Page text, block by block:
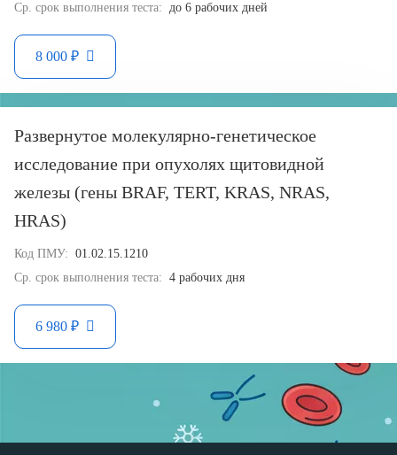
Ср. срок выполнения теста: до 6 рабочих дней
8 000 ₽
Развернутое молекулярно-генетическое
исследование при опухолях щитовидной
железы (гены BRAF, TERT, KRAS, NRAS,
HRAS)
Код ПМУ: 01.02.15.1210
Ср. срок выполнения теста: 4 рабочих дня
6 980 ₽